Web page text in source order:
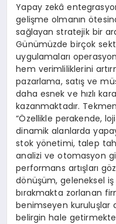
Yapay zekâ
gelişme olmanın
sağlayan stratejik bir
Günümüzde birçok
uygulamaları
hem verimliliklerini
pazarlama, satış ve
daha esnek ve hızlı
kazanmaktadır.
“Özellikle perakende,
dinamik alanlarda
stok yönetimi, talep
analizi ve otomasyon
performans artışları
dönüşüm, geleneksel
bırakmakta zorlanan
benimseyen kuruluşlar
belirgin hale